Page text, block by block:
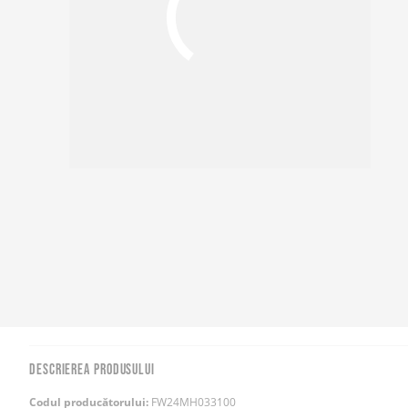
DESCRIEREA PRODUSULUI
Codul producătorului: FW24MH033100